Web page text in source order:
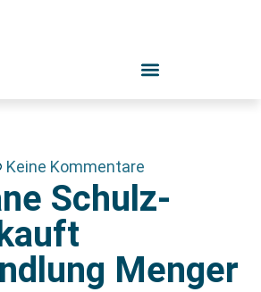
Keine Kommentare
Schulz-
Menger